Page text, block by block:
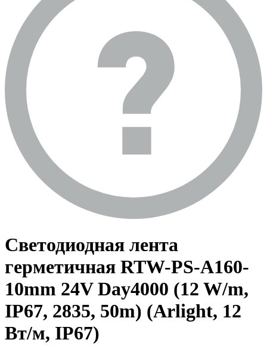
Светодиодная лента
герметичная RTW-PS-A160-
10mm 24V Day4000 (12 W/m,
IP67, 2835, 50m) (Arlight, 12
Вт/м, IP67)